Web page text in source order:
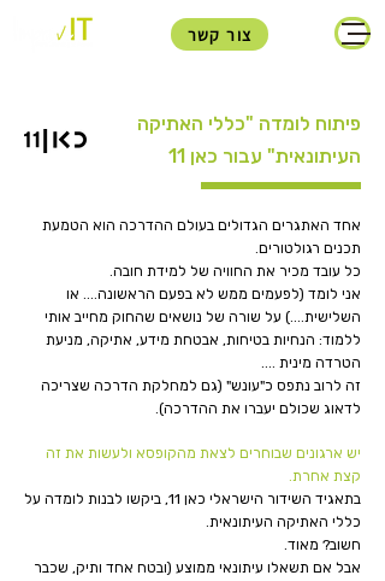
צור קשר
פיתוח לומדה "כללי האתיקה
העיתונאית" עבור כאן 11
אחד האתגרים הגדולים בעולם ההדרכה הוא הטמעת
תכנים רגולטורים.
כל עובד מכיר את החוויה של למידת חובה.
אני לומד (לפעמים ממש לא בפעם הראשונה.... או
השלישית....) על שורה של נושאים שהחוק מחייב אותי
ללמוד: הנחיות בטיחות, אבטחת מידע, אתיקה, מניעת
הטרדה מינית ....
זה לרוב נתפס כ"עונש" (גם למחלקת הדרכה שצריכה
לדאוג שכולם יעברו את ההדרכה).
יש ארגונים שבוחרים לצאת מהקופסא ולעשות את זה
קצת אחרת.
בתאגיד השידור הישראלי כאן 11, ביקשו לבנות לומדה על
כללי האתיקה העיתונאית.
חשוב? מאוד.
אבל אם תשאלו עיתונאי ממוצע (ובטח אחד ותיק, שכבר